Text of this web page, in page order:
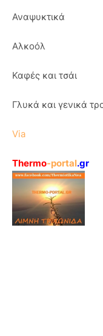
Αναψυκτικά
Αλκοόλ
Καφές και τσάι
Γλυκά και γενικά
Via
Thermo-portal.gr